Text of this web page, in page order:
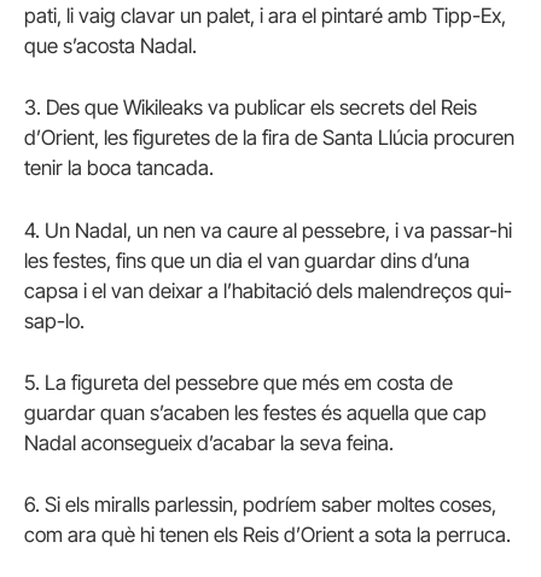
pati, li vaig clavar un palet, i ara el pintaré amb Tipp-Ex,
que s’acosta Nadal.
3. Des que Wikileaks va publicar els secrets del Reis
d’Orient, les figuretes de la fira de Santa Llúcia procuren
tenir la boca tancada.
4. Un Nadal, un nen va caure al pessebre, i va passar-hi
les festes, fins que un dia el van guardar dins d’una
capsa i el van deixar a l’habitació dels malendreços qui-
sap-lo.
5. La figureta del pessebre que més em costa de
guardar quan s’acaben les festes és aquella que cap
Nadal aconsegueix d’acabar la seva feina.
6. Si els miralls parlessin, podríem saber moltes coses,
com ara què hi tenen els Reis d’Orient a sota la perruca.